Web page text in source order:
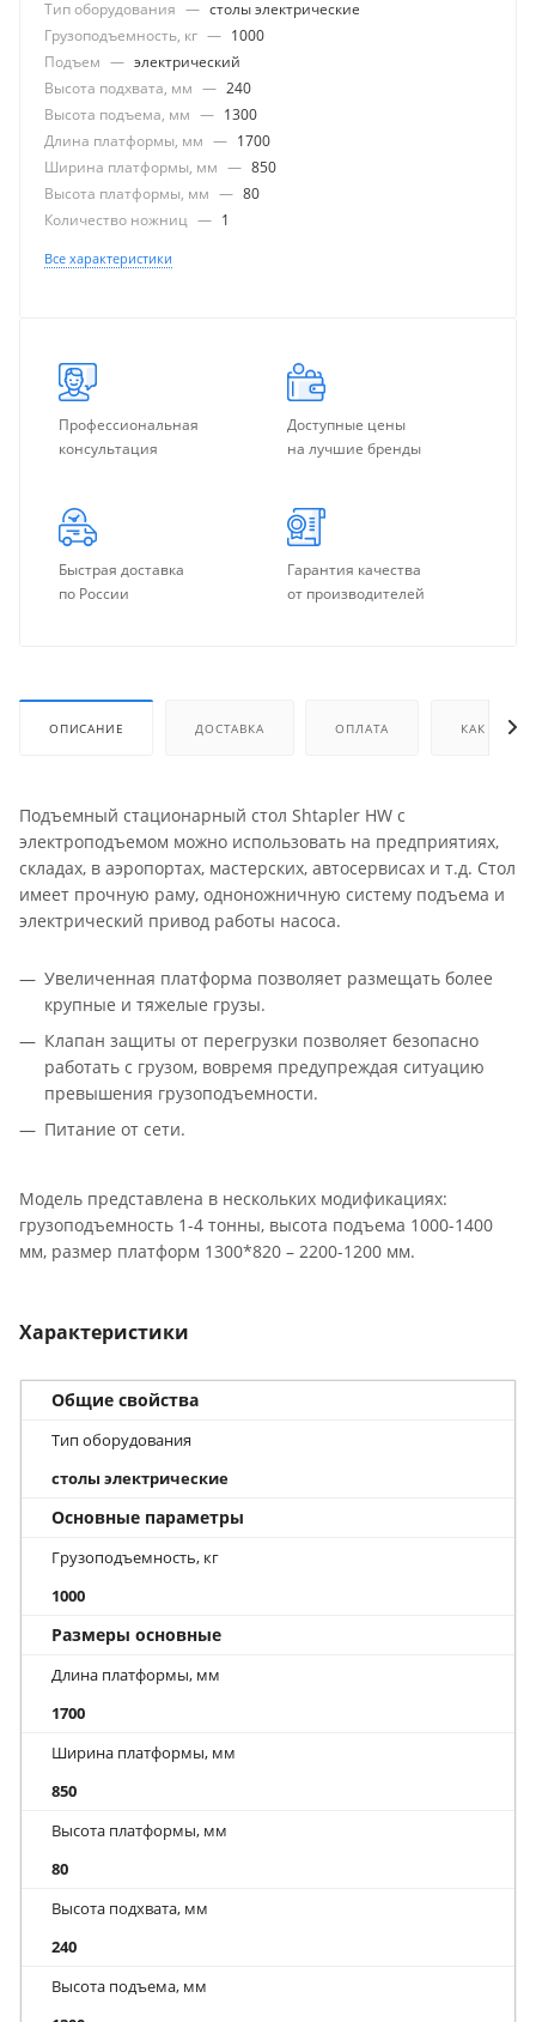
Тип оборудования — столы электрические
Грузоподъемность, кг — 1000
Подъем — электрический
Высота подхвата, мм — 240
Высота подъема, мм — 1300
Длина платформы, мм — 1700
Ширина платформы, мм — 850
Высота платформы, мм — 80
Количество ножниц — 1
Все характеристики
Профессиональная
консультация
Доступные цены
на лучшие бренды
Быстрая доставка
по России
Гарантия качества
от производителей
ОПИСАНИЕ ДОСТАВКА ОПЛАТА КАК
Подъемный стационарный стол Shtapler HW с
электроподъемом можно использовать на предприятиях,
складах, в аэропортах, мастерских, автосервисах и т.д. Стол
имеет прочную раму, одноножничную систему подъема и
электрический привод работы насоса.
Увеличенная платформа позволяет размещать более
крупные и тяжелые грузы.
Клапан защиты от перегрузки позволяет безопасно
работать с грузом, вовремя предупреждая ситуацию
превышения грузоподъемности.
Питание от сети.
Модель представлена в нескольких модификациях:
грузоподъемность 1-4 тонны, высота подъема 1000-1400
мм, размер платформ 1300*820 – 2200-1200 мм.
Характеристики
Общие свойства
Тип оборудования
столы электрические
Основные параметры
Грузоподъемность, кг
1000
Размеры основные
Длина платформы, мм
1700
Ширина платформы, мм
850
Высота платформы, мм
80
Высота подхвата, мм
240
Высота подъема, мм